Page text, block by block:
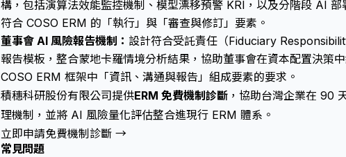
構，包括演算法效能監控機制、模型漂移預警 KRI，以及分階段 AI
符合 COSO ERM 的「執行」與「審查與修訂」要素。
董事會 AI 風險報告機制： 設計符合受託責任（Fiduciary
報告模板，整合蒙地卡羅情境分析結果，協助董事會在資本配置決策
COSO ERM 框架中「資訊、溝通與報告」組成要素的要求。
積穗科研股份有限公司提供ERM 免費機制診斷 ，協助台灣企業在 90
理機制，並將 AI 風險量化評估整合進現行 ERM 體系。
立即申請免費機制診斷 →
常見問題